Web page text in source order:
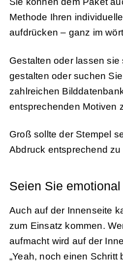
Methode Ihren
aufdrücken – ganz im
Gestalten oder lassen
gestalten oder suchen
zahlreichen
entsprechenden Motiven
Groß sollte der Stempel
Abdruck entsprechend zu
Seien Sie emotional
Auch auf der Innenseite
zum Einsatz kommen.
aufmacht wird auf der
„Yeah, noch einen Schritt